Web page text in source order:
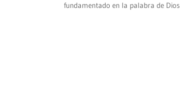
fundamentado en la palabra de Dios